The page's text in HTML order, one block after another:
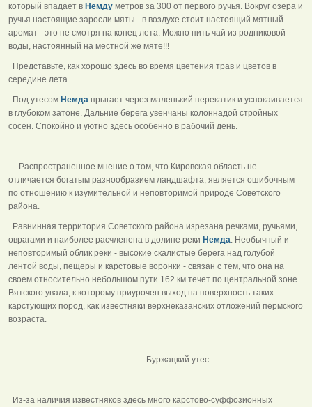
который впадает в Немду метров за 300 от первого ручья. Вокруг озера и
ручья настоящие заросли мяты - в воздухе стоит настоящий мятный
аромат - это не смотря на конец лета. Можно пить чай из родниковой
воды, настоянный на местной же мяте!!!
Представьте, как хорошо здесь во время цветения трав и цветов в
середине лета.
Под утесом Немда прыгает через маленький перекатик и успокаивается
в глубоком затоне. Дальние берега увенчаны колоннадой стройных
сосен. Спокойно и уютно здесь особенно в рабочий день.
Распространенное мнение о том, что Кировская область не
отличается богатым разнообразием ландшафта, является ошибочным
по отношению к изумительной и неповторимой природе Советского
района.
Равнинная территория Советского района изрезана речками, ручьями,
оврагами и наиболее расчленена в долине реки Немда. Необычный и
неповторимый облик реки - высокие скалистые берега над голубой
лентой воды, пещеры и карстовые воронки - связан с тем, что она на
своем относительно небольшом пути 162 км течет по центральной зоне
Вятского увала, к которому приурочен выход на поверхность таких
карстующих пород, как известняки верхнеказанских отложений пермского
возраста.
Буржацкий утес
Из-за наличия известняков здесь много карстово-суффозионных